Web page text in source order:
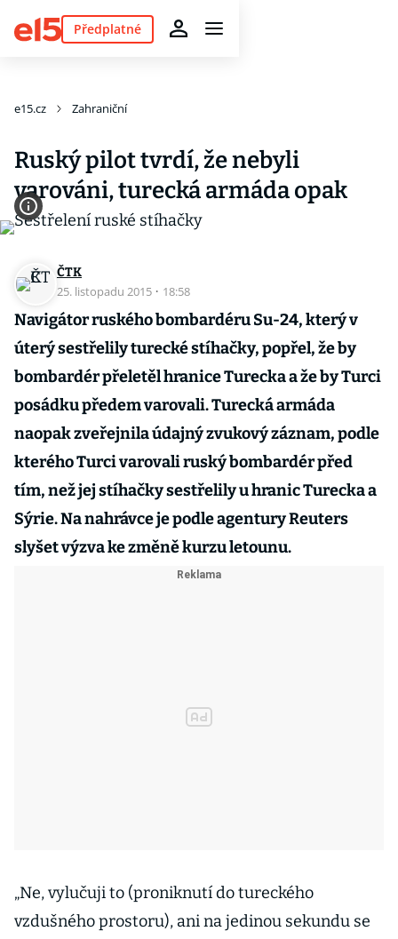
Předplatné
e15.cz Zahraniční
Ruský pilot tvrdí, že nebyli
varováni, turecká armáda opak
ČTK
25. listopadu 2015 · 18:58
Navigátor ruského bombardéru Su-24, který v
úterý sestřelily turecké stíhačky, popřel, že by
bombardér přeletěl hranice Turecka a že by Turci
posádku předem varovali. Turecká armáda
naopak zveřejnila údajný zvukový záznam, podle
kterého Turci varovali ruský bombardér před
tím, než jej stíhačky sestřelily u hranic Turecka a
Sýrie. Na nahrávce je podle agentury Reuters
slyšet výzva ke změně kurzu letounu.
„Ne, vylučuji to (proniknutí do tureckého
vzdušného prostoru), ani na jedinou sekundu se